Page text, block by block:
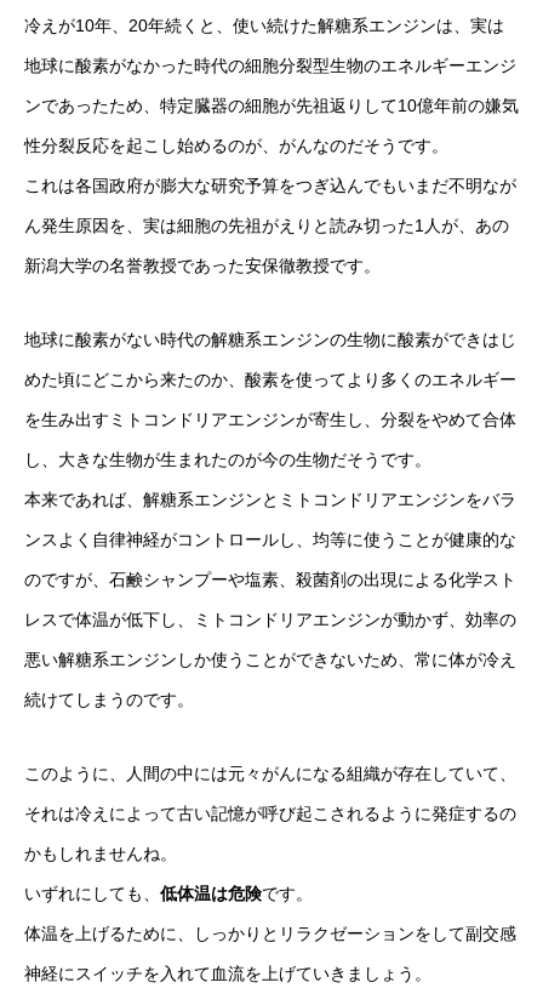
冷えが10年、20年続くと、使い続けた解糖系エンジンは、実は
地球に酸素がなかった時代の細胞分裂型生物のエネルギーエンジ
ンであったため、特定臓器の細胞が先祖返りして10億年前の嫌気
性分裂反応を起こし始めるのが、がんなのだそうです。
これは各国政府が膨大な研究予算をつぎ込んでもいまだ不明なが
ん発生原因を、実は細胞の先祖がえりと読み切った1人が、あの
新潟大学の名誉教授であった安保徹教授です。
地球に酸素がない時代の解糖系エンジンの生物に酸素ができはじ
めた頃にどこから来たのか、酸素を使ってより多くのエネルギー
を生み出すミトコンドリアエンジンが寄生し、分裂をやめて合体
し、大きな生物が生まれたのが今の生物だそうです。
本来であれば、解糖系エンジンとミトコンドリアエンジンをバラ
ンスよく自律神経がコントロールし、均等に使うことが健康的な
のですが、石鹸シャンプーや塩素、殺菌剤の出現による化学スト
レスで体温が低下し、ミトコンドリアエンジンが動かず、効率の
悪い解糖系エンジンしか使うことができないため、常に体が冷え
続けてしまうのです。
このように、人間の中には元々がんになる組織が存在していて、
それは冷えによって古い記憶が呼び起こされるように発症するの
かもしれませんね。
いずれにしても、 低体温は危険です。
体温を上げるために、しっかりとリラクゼーションをして副交感
神経にスイッチを入れて血流を上げていきましょう。